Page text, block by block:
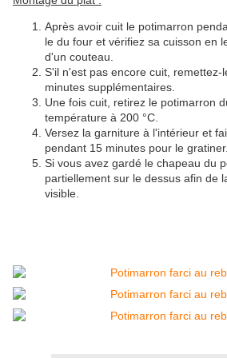
Après avoir cuit le potimarron
le du four et vérifiez sa cuisson en
d'un couteau.
S'il n'est pas encore cuit, remettez-
minutes supplémentaires.
Une fois cuit, retirez le potimarron
température à 200 °C.
Versez la garniture à l'intérieur et
pendant 15 minutes pour le gratiner.
Si vous avez gardé le chapeau du
partiellement sur le dessus afin de
visible.